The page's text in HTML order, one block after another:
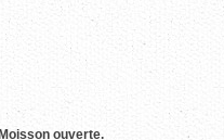
ouverte.